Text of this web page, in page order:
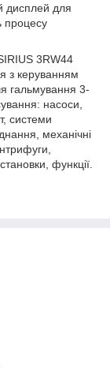
дисплей для
процесу
3RW44
з керуванням
гальмування 3-
насоси,
системи
механічні
функції.